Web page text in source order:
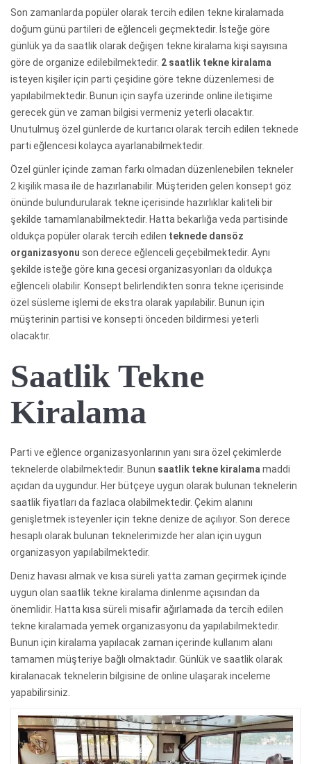
Son zamanlarda popüler olarak tercih edilen tekne kiralamada
doğum günü partileri de eğlenceli geçmektedir. İsteğe göre
günlük ya da saatlik olarak değişen tekne kiralama kişi sayısına
göre de organize edilebilmektedir. 2 saatlik tekne kiralama
isteyen kişiler için parti çeşidine göre tekne düzenlemesi de
yapılabilmektedir. Bunun için sayfa üzerinde online iletişime
gerecek gün ve zaman bilgisi vermeniz yeterli olacaktır.
Unutulmuş özel günlerde de kurtarıcı olarak tercih edilen teknede
parti eğlencesi kolayca ayarlanabilmektedir.
Özel günler içinde zaman farkı olmadan düzenlenebilen tekneler
2 kişilik masa ile de hazırlanabilir. Müşteriden gelen konsept göz
önünde bulundurularak tekne içerisinde hazırlıklar kaliteli bir
şekilde tamamlanabilmektedir. Hatta bekarlığa veda partisinde
oldukça popüler olarak tercih edilen teknede dansöz
organizasyonu son derece eğlenceli geçebilmektedir. Aynı
şekilde isteğe göre kına gecesi organizasyonları da oldukça
eğlenceli olabilir. Konsept belirlendikten sonra tekne içerisinde
özel süsleme işlemi de ekstra olarak yapılabilir. Bunun için
müşterinin partisi ve konsepti önceden bildirmesi yeterli
olacaktır.
Saatlik Tekne
Kiralama
Parti ve eğlence organizasyonlarının yanı sıra özel çekimlerde
teknelerde olabilmektedir. Bunun saatlik tekne kiralamamaddi
açıdan da uygundur. Her bütçeye uygun olarak bulunan teknelerin
saatlik fiyatları da fazlaca olabilmektedir. Çekim alanını
genişletmek isteyenler için tekne denize de açılıyor. Son derece
hesaplı olarak bulunan teknelerimizde her alan için uygun
organizasyon yapılabilmektedir.
Deniz havası almak ve kısa süreli yatta zaman geçirmek içinde
uygun olan saatlik tekne kiralama dinlenme açısından da
önemlidir. Hatta kısa süreli misafir ağırlamada da tercih edilen
tekne kiralamada yemek organizasyonu da yapılabilmektedir.
Bunun için kiralama yapılacak zaman içerinde kullanım alanı
tamamen müşteriye bağlı olmaktadır. Günlük ve saatlik olarak
kiralanacak teknelerin bilgisine de online ulaşarak inceleme
yapabilirsiniz.